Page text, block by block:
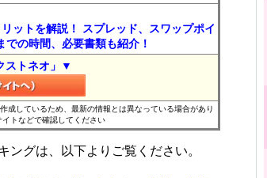
ットを解説！ スプレッド、スワップポイ
の時間、必要書類も紹介！
ストネオ」▼
しているため、最新の情報とは異なっている場合があり
トなどで確認してください
グは、以下よりご覧ください。